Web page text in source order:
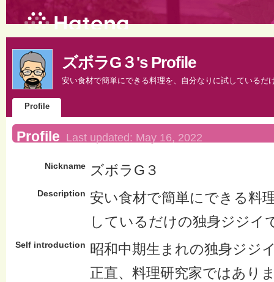
ズボラG３'s Profile
安い食材で簡単にできる料理を、自分なりに試しているだ
Profile
Profile Last updated: May 16, 2022
Nickname ズボラG３
Description 安い食材で簡単にできる料
しているだけの独身ジジイ
Self introduction 昭和中期生まれの独身ジジ
正直、料理研究家ではあり